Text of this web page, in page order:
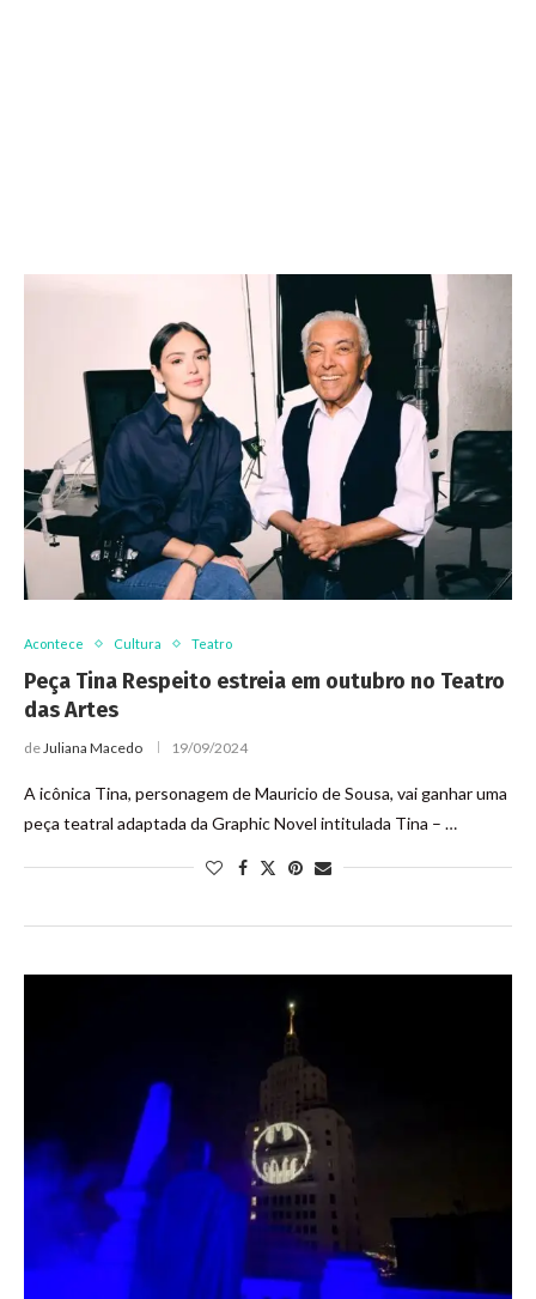
Acontece Cultura Teatro
Peça Tina Respeito estreia em outubro no Teatro
das Artes
deJuliana Macedo 19/09/2024
A icônica Tina, personagem de Mauricio de Sousa, vai ganhar uma
peça teatral adaptada da Graphic Novel intitulada Tina – …